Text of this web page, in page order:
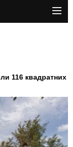
116 квадратних